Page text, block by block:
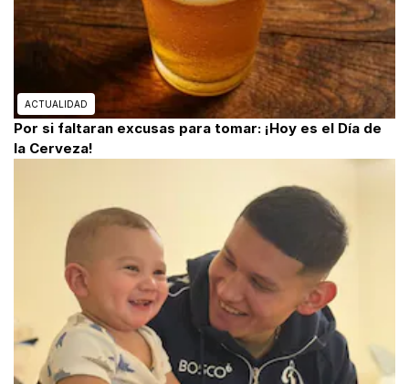
ACTUALIDAD
Por si faltaran excusas para tomar: ¡Hoy es el Día de
la Cerveza!